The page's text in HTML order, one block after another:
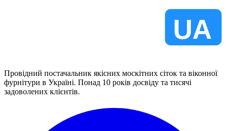
UA
Провідний постачальник якісних москітних сіток та віконної
фурнітури в Україні. Понад 10 років досвіду та тисячі
задоволених клієнтів.